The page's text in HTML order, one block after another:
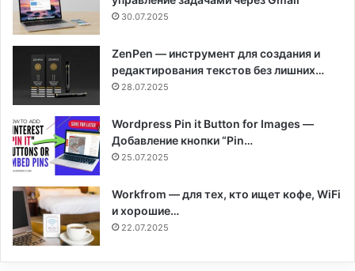
30.07.2025
ZenPen — инструмент для создания и
редактирования текстов без лишних…
28.07.2025
Wordpress Pin it Button for Images —
Добавление кнопки “Pin…
25.07.2025
Workfrom — для тех, кто ищет кофе, WiFi
и хорошие…
22.07.2025